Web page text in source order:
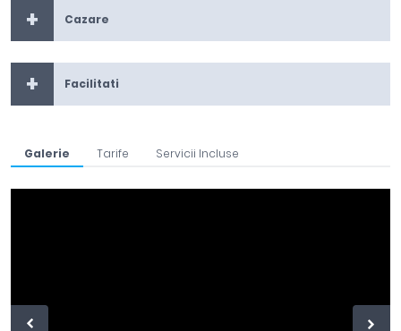
Cazare
Facilitati
Galerie Tarife Servicii Incluse